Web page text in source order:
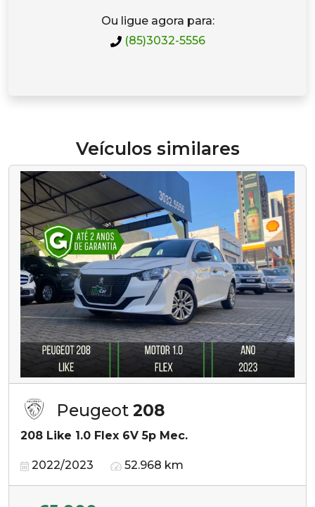
Ou ligue agora para:
(85)3032-5556
Veículos similares
Peugeot 208
208 Like 1.0 Flex 6V 5p Mec.
2022/2023 52.968 km